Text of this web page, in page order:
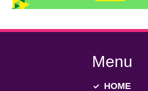
Menu
HOME